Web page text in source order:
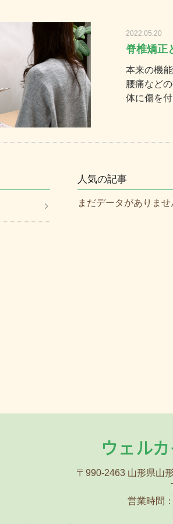
2022.05.20
脊椎矯正
本来の機
腰痛など
体に傷を
人気の記事
まだデータがありませ
ウェル
〒990-2463 山形県山
営業時間